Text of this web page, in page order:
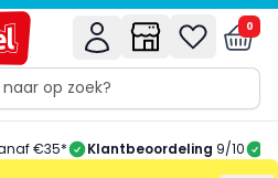
0
€35* Klantbeoordeling 9/10